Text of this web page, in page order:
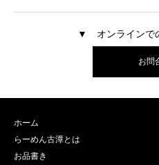
▼ オンラインで
お問
ホーム
らーめん古潭とは
お品書き